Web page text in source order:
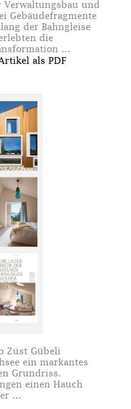
Verwaltungsbau und
Gebäudefragmente
der Bahngleise
die
...
als PDF
Züst Gübeli
ein markantes
Grundriss.
einen Hauch
...